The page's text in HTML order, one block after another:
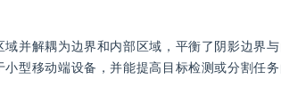
并解耦为边界和内部区域，平衡了阴影边界与
型移动端设备，并能提高目标检测或分割任务